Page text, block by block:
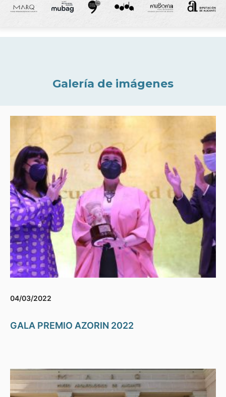
Galería de imágenes
04/03/2022
GALA PREMIO AZORIN 2022